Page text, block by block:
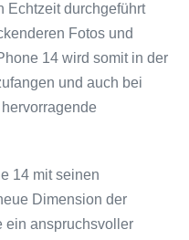
Echtzeit durchgeführt
Fotos und
14 wird somit in der
und auch bei
14 mit seinen
Dimension der
ein anspruchsvoller